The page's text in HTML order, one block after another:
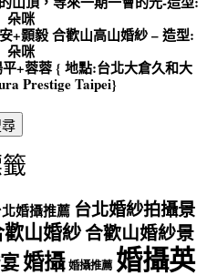
朵咪
+顥毅 合歡山高山婚紗 – 造型:
朵咪
+蓉蓉 { 地點:台北大倉久和大
Prestige Taipei}
婚攝推薦 台北婚紗拍攝景
山婚紗合歡山婚紗景
婚攝 婚攝推薦 婚攝英